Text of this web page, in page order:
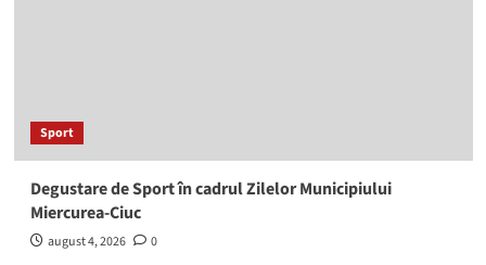
Sport
Degustare de Sport în cadrul Zilelor Municipiului
Miercurea-Ciuc
august 4, 2026 0